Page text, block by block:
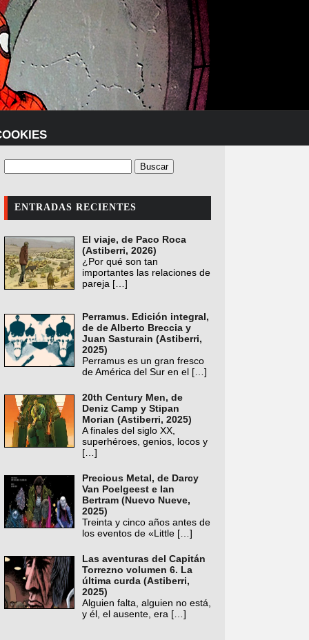
ENTRADAS RECIENTES
El viaje, de Paco Roca
(Astiberri, 2026)
¿Por qué son tan
importantes las relaciones de
pareja […]
Perramus. Edición integral,
de de Alberto Breccia y
Juan Sasturain (Astiberri,
2025)
Perramus es un gran fresco
de América del Sur en el […]
20th Century Men, de
Deniz Camp y Stipan
Morian (Astiberri, 2025)
A finales del siglo XX,
superhéroes, genios, locos y
[…]
Precious Metal, de Darcy
Van Poelgeest e Ian
Bertram (Nuevo Nueve,
2025)
Treinta y cinco años antes de
los eventos de «Little […]
Las aventuras del Capitán
Torrezno volumen 6. La
última curda (Astiberri,
2025)
Alguien falta, alguien no está,
y él, el ausente, era […]